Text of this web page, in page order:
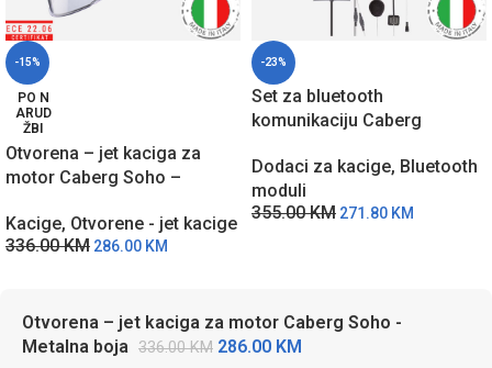
-15%
PO N
ARUD
ŽBI
Otvorena – jet kaciga za
motor Caberg Soho –
Kacige, Otvorene - jet kacige
336.00KM 286.00 KM
-23%
Set za bluetooth
komunikaciju Caberg
Dodaci za kacige, Bluetooth
moduli
355.00KM 271.80 KM
Otvorena – jet kaciga za motor Caberg Soho -
Metalna boja 336.00KM 286.00 KM